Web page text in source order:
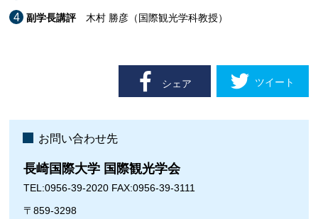
副学長講評木村 勝彦（国際観光学科教授）
シェア ツイート
お問い合わせ先
長崎国際大学 国際観光学会
TEL:0956-39-2020 FAX:0956-39-3111
〒859-3298